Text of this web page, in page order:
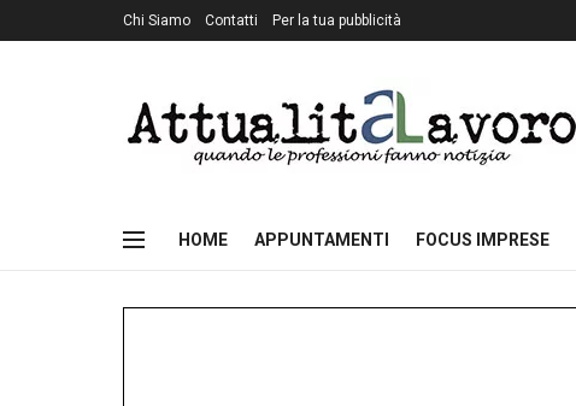
Chi Siamo Contatti Per la tua pubblicità
HOME APPUNTAMENTI FOCUS IMPRESE